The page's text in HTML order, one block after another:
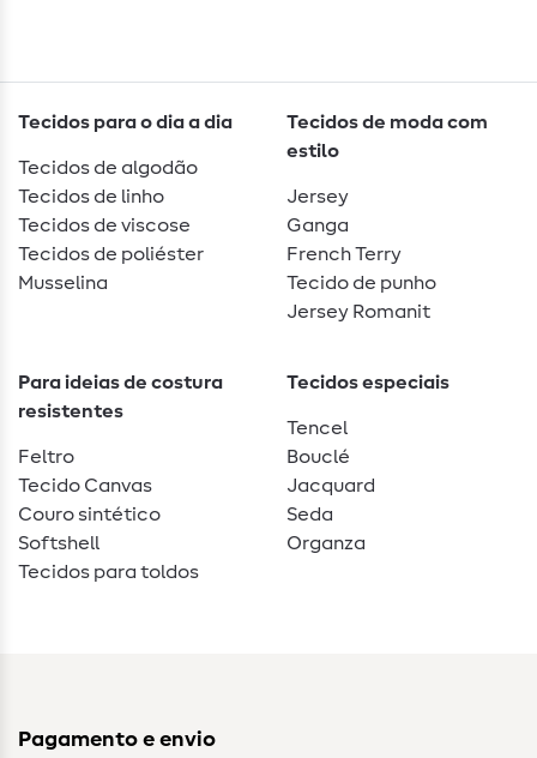
Tecidos para o dia a dia
Tecidos de algodão
Tecidos de linho
Tecidos de viscose
Tecidos de poliéster
Musselina
Tecidos de moda com
estilo
Jersey
Ganga
French Terry
Tecido de punho
Jersey Romanit
Para ideias de costura
resistentes
Feltro
Tecido Canvas
Couro sintético
Softshell
Tecidos para toldos
Tecidos especiais
Tencel
Bouclé
Jacquard
Seda
Organza
Pagamento e envio